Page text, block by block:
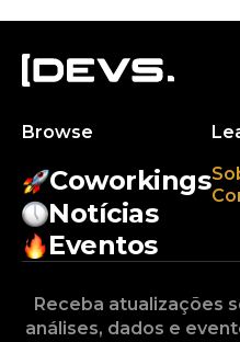
Browse
Coworkings
Notícias
Eventos
Receba atualizações
análises, dados e